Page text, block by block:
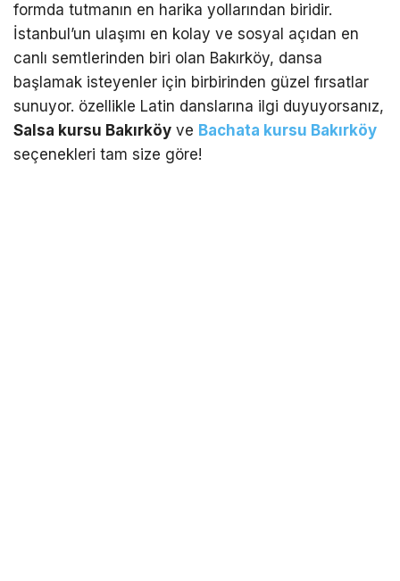
formda tutmanın en harika yollarından biridir.
İstanbul’un ulaşımı en kolay ve sosyal açıdan en
canlı semtlerinden biri olan Bakırköy, dansa
başlamak isteyenler için birbirinden güzel fırsatlar
sunuyor. özellikle Latin danslarına ilgi duyuyorsanız,
Salsa kursu Bakırköy ve Bachata kursu Bakırköy
seçenekleri tam size göre!